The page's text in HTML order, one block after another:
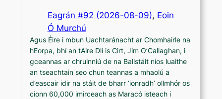
Eagrán #92 (2026-08-09), Eoin
Ó Murchú
Agus Éire i mbun Uachtaránacht ar Chomhairle na
hEorpa, bhí an tAire Dlí is Cirt, Jim O’Callaghan, i
gceannas ar chruinniú de na Ballstáit níos luaithe
an tseachtain seo chun teannas a mhaolú a
d’eascair idir na stáit de bharr ‘ionradh’ ollmhór os
cionn 60,000 imirceach as Maracó isteach i